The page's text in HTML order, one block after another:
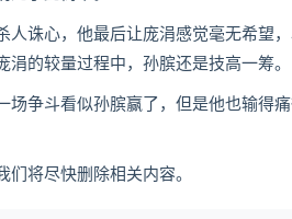
诛心，他最后让庞涓感觉毫无希望
的较量过程中，孙膑还是技高一筹。
争斗看似孙膑赢了，但是他也输得
将尽快删除相关内容。